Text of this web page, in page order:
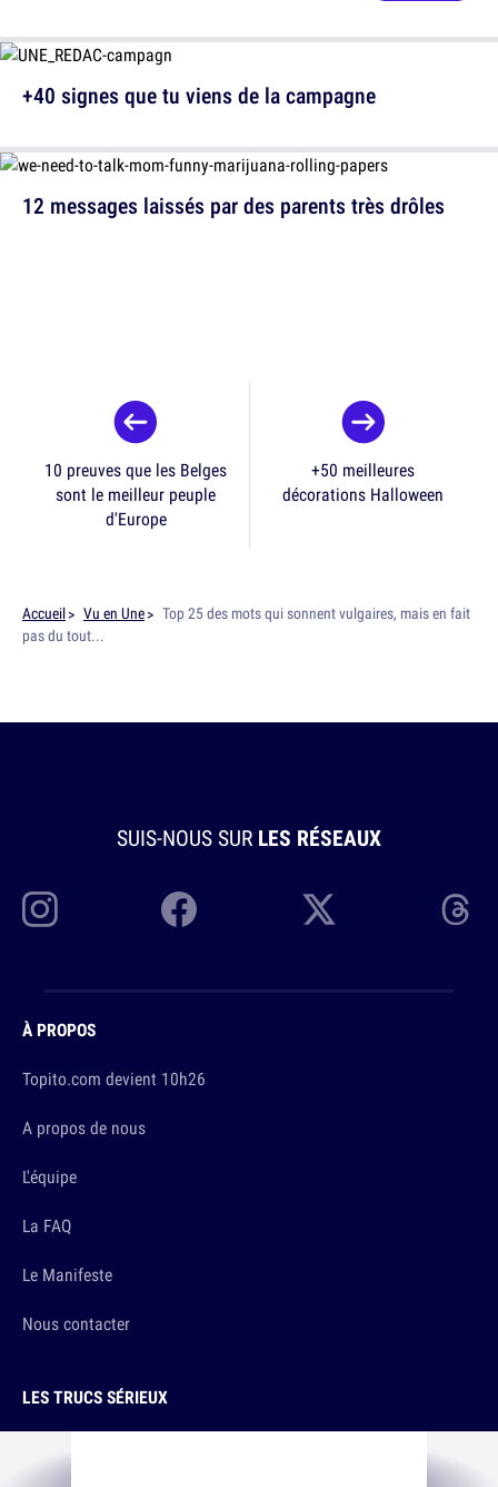
12 messages laissés par des parents très drôles
+40 signes que tu viens de la campagne
10 preuves que les Belges
sont le meilleur peuple
d'Europe
+50 meilleures
décorations Halloween
Accueil Vu en Une
Top 25 des mots qui sonnent vulgaires, mais en fait
pas du tout...
SUIS-NOUS SUR LES RÉSEAUX
À PROPOS
Topito.com devient 10h26
A propos de nous
L'équipe
La FAQ
Le Manifeste
Nous contacter
LES TRUCS SÉRIEUX